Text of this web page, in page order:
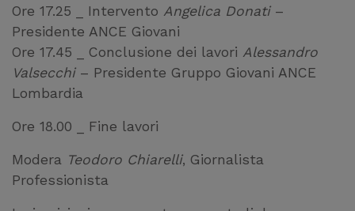
Ore 17.25 _ Intervento Angelica Donati–
Presidente ANCE Giovani
Ore 17.45 _ Conclusione dei lavori Alessandro
Valsecchi– Presidente Gruppo Giovani ANCE
Lombardia
Ore 18.00 _ Fine lavori
Modera Teodoro Chiarelli, Giornalista
Professionista